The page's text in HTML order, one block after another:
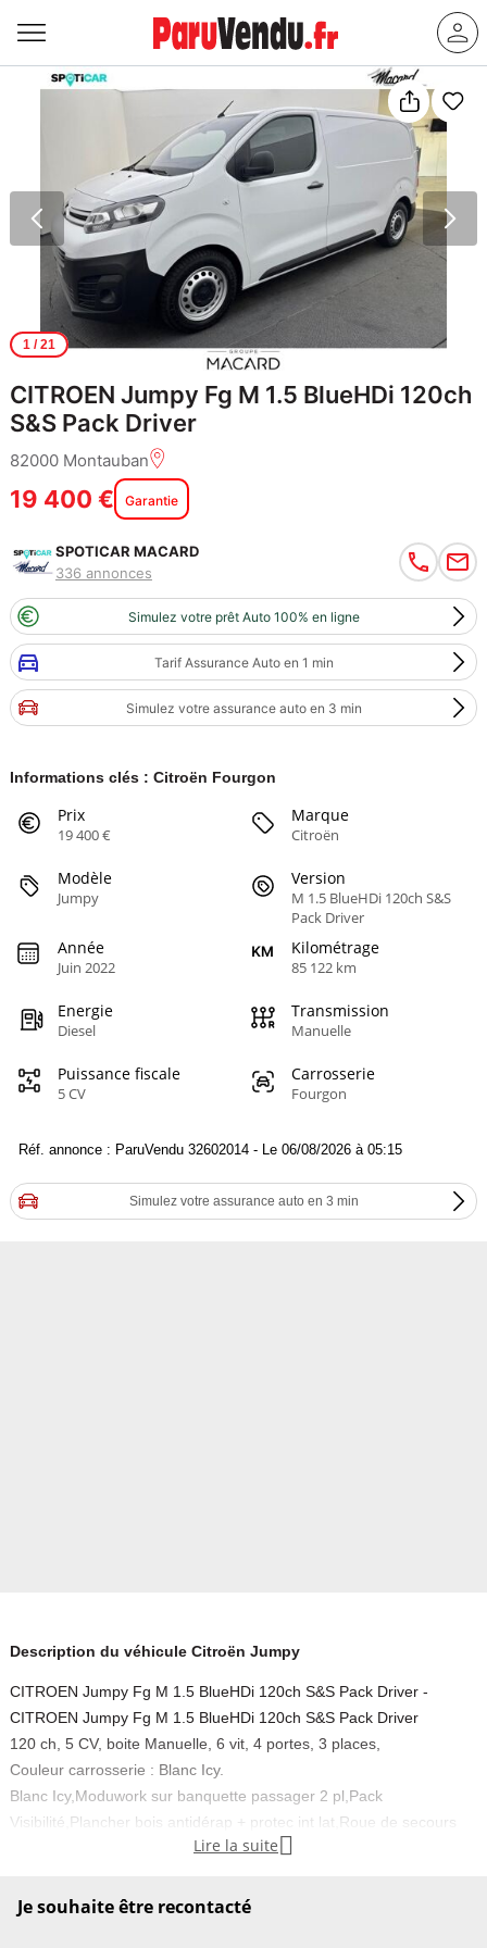
1/ 21
CITROEN Jumpy Fg M 1.5 BlueHDi 120ch
S&S Pack Driver
82000 Montauban
19 400 € Garantie
SPOTICAR MACARD
336 annonces
Simulez votre prêt Auto 100% en ligne
Tarif Assurance Auto en 1 min
Simulez votre assurance auto en 3 min
Informations clés : Citroën Fourgon
Prix
19 400 €
Marque
Citroën
Modèle
Jumpy
Version
M 1.5 BlueHDi 120ch S&S
Pack Driver
Année
Juin 2022
Kilométrage
85 122 km
Energie
Diesel
Transmission
Manuelle
Puissance fiscale
5 CV
Carrosserie
Fourgon
Réf. annonce : ParuVendu 32602014 - Le 06/08/2026 à 05:15
Simulez votre assurance auto en 3 min
Description du véhicule Citroën Jumpy
CITROEN Jumpy Fg M 1.5 BlueHDi 120ch S&S Pack Driver -
CITROEN Jumpy Fg M 1.5 BlueHDi 120ch S&S Pack Driver
120 ch, 5 CV, boite Manuelle, 6 vit, 4 portes, 3 places,
Couleur carrosserie : Blanc Icy.
Blanc Icy,Moduwork sur banquette passager 2 pl,Pack
Visibilité,Plancher bois antidérap + protec int lat,Roue de secours
homogène,4 Haut parleurs,ABS,AFIL,Aide au démarrage en
passager,Appui-tête conducteur réglable hauteur,Appui-tête
Lire la suite 
Je souhaite être recontacté